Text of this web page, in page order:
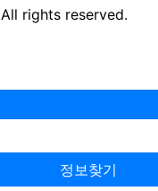
All rights reserved.
정보찾기